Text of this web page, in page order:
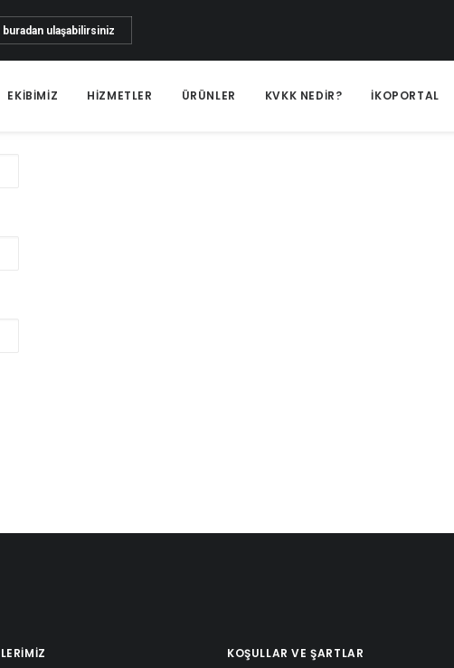
buradan ulaşabilirsiniz
EKIBIMIZ HIZMETLER ÜRÜNLER KVKK NEDİR? İKOPORTAL
KOŞULLAR VE ŞARTLAR